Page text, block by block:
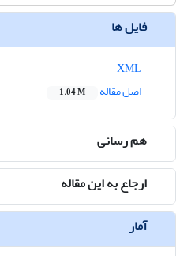
فایل ها
اصل مقاله
1.04 M
هم رسانی
ارجاع به این مقاله
آمار